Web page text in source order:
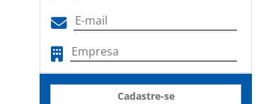
Cadastre-se